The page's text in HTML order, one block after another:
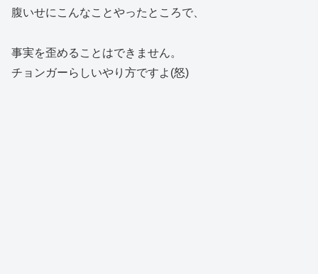
腹いせにこんなことやったところで、
事実を歪めることはできません。
チョンガーらしいやり方ですよ(怒)